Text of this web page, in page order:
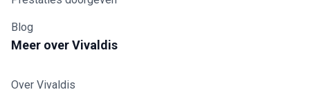
Blog
Meer over Vivaldis
Over Vivaldis